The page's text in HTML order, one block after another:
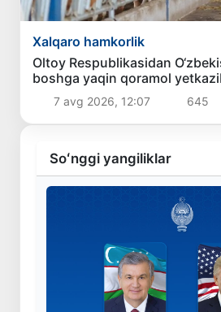
Xalqaro hamkorlik
Oltoy Respublikasidan
boshga yaqin qoramol
7 avg 2026, 12:07 645
Soʻnggi yangiliklar